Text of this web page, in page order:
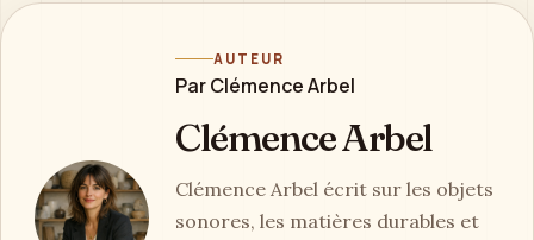
AUTEUR
Par Clémence Arbel
Clémence Arbel
Clémence Arbel écrit sur les objets
sonores, les matières durables et